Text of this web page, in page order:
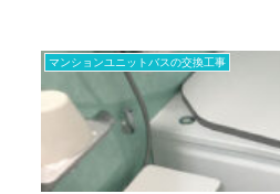
マンションユニットバスの交換工事